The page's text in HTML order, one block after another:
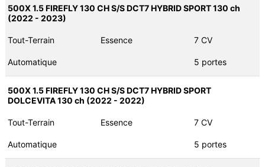
500X 1.5 FIREFLY 130 CH S/S DCT7 HYBRID SPORT 130 ch
(2022 - 2023)
Tout-Terrain Essence 7 CV
Automatique 5 portes
500X 1.5 FIREFLY 130 CH S/S DCT7 HYBRID SPORT
DOLCEVITA 130 ch (2022 - 2022)
Tout-Terrain Essence 7 CV
Automatique 5 portes